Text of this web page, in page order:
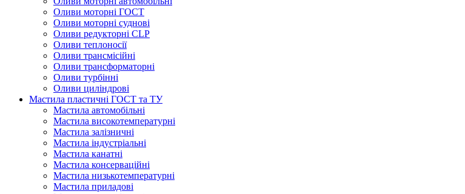
Оливи моторні ГОСТ
Оливи моторні суднові
Оливи редукторні CLP
Оливи теплоносії
Оливи трансмісійні
Оливи трансформаторні
Оливи турбінні
Оливи циліндрові
Мастила пластичні ГОСТ та ТУ
Мастила автомобільні
Мастила високотемпературні
Мастила залізничні
Мастила індустріальні
Мастила канатні
Мастила консерваційні
Мастила низькотемпературні
Мастила приладові